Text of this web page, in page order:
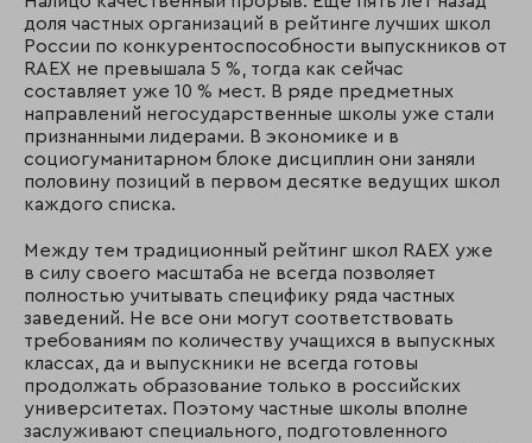
доля частных организаций в рейтинге лучших школ
России по конкурентоспособности выпускников от
RAEX не превышала 5 %, тогда как сейчас
составляет уже 10 % мест. В ряде предметных
направлений негосударственные школы уже стали
признанными лидерами. В экономике и в
социогуманитарном блоке дисциплин они заняли
половину позиций в первом десятке ведущих школ
каждого списка.
Между тем традиционный рейтинг школ RAEX уже
в силу своего масштаба не всегда позволяет
полностью учитывать специфику ряда частных
заведений. Не все они могут соответствовать
требованиям по количеству учащихся в выпускных
классах, да и выпускники не всегда готовы
продолжать образование только в российских
университетах. Поэтому частные школы вполне
заслуживают специального, подготовленного